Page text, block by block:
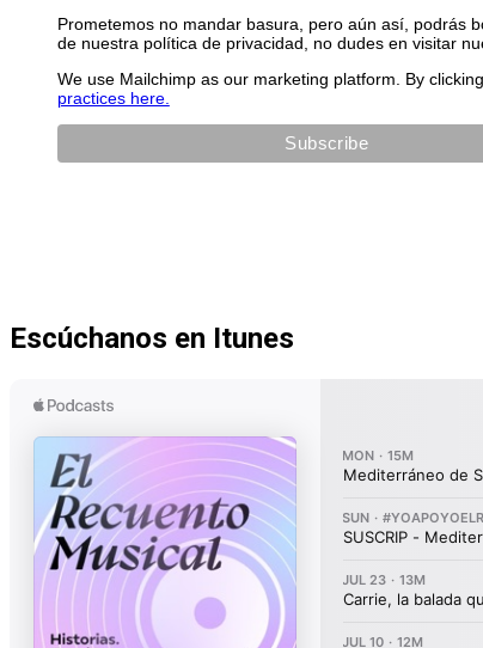
Prometemos no mandar basura, pero aún así, podrás
de nuestra política de privacidad, no dudes en visitar
We use Mailchimp as our marketing platform. By
practices here.
Escúchanos en Itunes